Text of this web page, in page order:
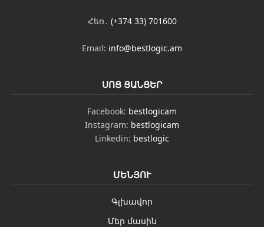
Հեռ․ (+374 33) 701600
Email: info@bestlogic.am
ՍՈՑ ՑԱՆՑԵՐ
Facebook: bestlogicam
Instagram: bestlogicam
Linkedin: bestlogic
ՄԵՆՅՈՒ
Գլխավոր
Մեր մասին